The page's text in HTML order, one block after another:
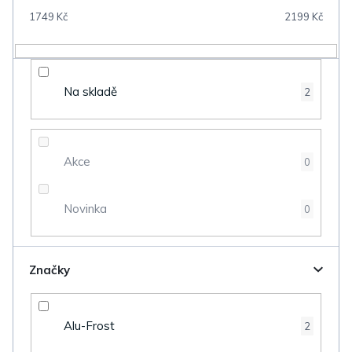
o
1749 Kč 2199 Kč
Na skladě 2
Akce 0
Novinka 0
Značky
Alu-Frost 2